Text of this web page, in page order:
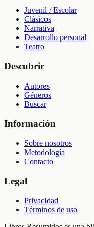
Juvenil / Escolar
Clásicos
Narrativa
Desarrollo personal
Teatro
Descubrir
Autores
Géneros
Buscar
Información
Sobre nosotros
Metodología
Contacto
Legal
Privacidad
Términos de uso